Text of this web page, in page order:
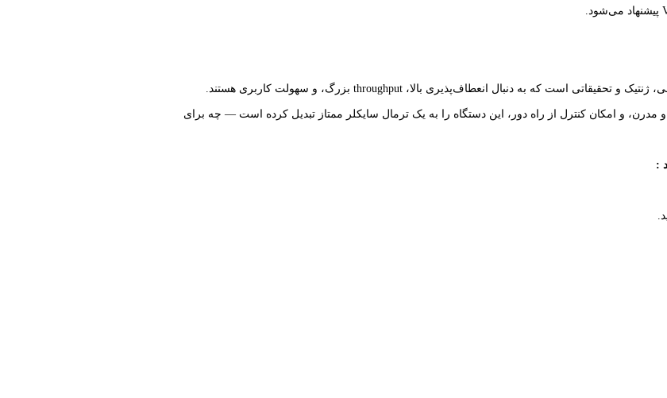
دستگاه ProFlex PCR System یک انتخاب حرفه‌ای و قدرتمند برای آزمایشگاه‌های مولکولی، ژنتیک و تحقیقاتی است که به دنبال انعطاف‌پذیری بالا، throughput بزرگ، و سهولت کاربری هستند.
و امکان کنترل از راه دور، این دستگاه را به یک ترمال سایکلر ممتاز تبدیل کرده است — چه برای
: